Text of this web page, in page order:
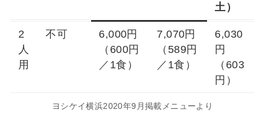
土）
2
人
用
不可
6,000円
（600円
／1食）
7,070円
（589円
／1食）
6,030
円
（603
円）
ヨシケイ横浜2020年9月掲載メニューより